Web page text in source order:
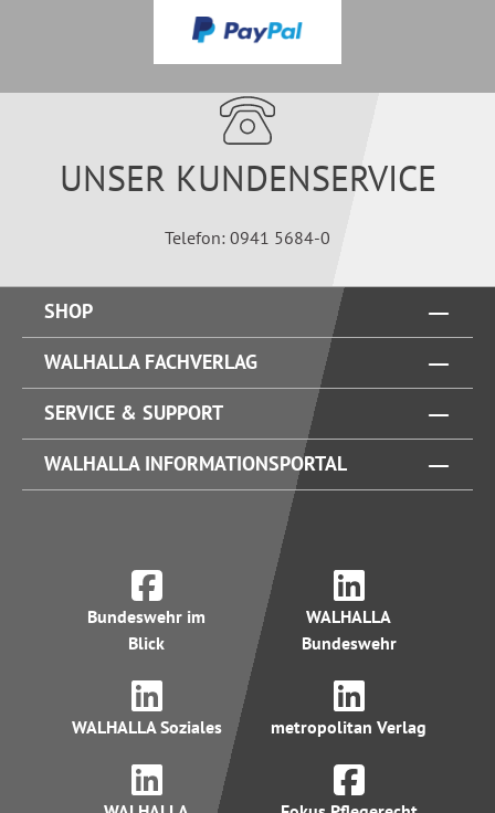
UNSER KUNDENSERVICE
Telefon: 0941 5684-0
SHOP
WALHALLA FACHVERLAG
SERVICE & SUPPORT
WALHALLA INFORMATIONSPORTAL
Bundeswehr im
Blick
WALHALLA
Bundeswehr
WALHALLA Soziales metropolitan Verlag